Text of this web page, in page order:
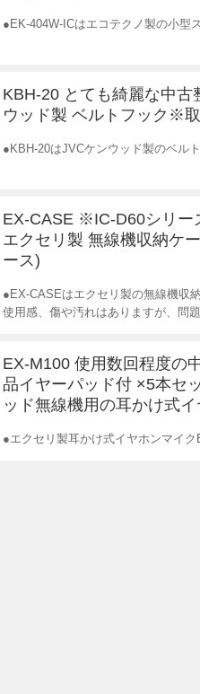
●EK-404W-ICはエコテクノ製の小型
KBH-20 とても綺麗な中古
ウッド製 ベルトフック※
●KBH-20はJVCケンウッド製のベル
EX-CASE ※IC-D60シリー
エクセリ製 無線機収納ケ
ース)
●EX-CASEはエクセリ製の無線機収
使用感、傷や汚れはありますが、問
EX-M100 使用数回程度の
品イヤーパッド付 ×5本セ
ッド無線機用の耳かけ式
●エクセリ製耳かけ式イヤホンマイク